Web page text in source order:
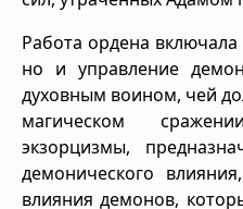
Работа ордена
но и управление
духовным воином, чей
магическом
экзорцизмы,
демонического
влияния демонов,